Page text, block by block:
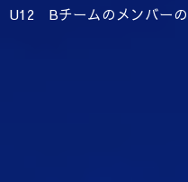
U12 Bチームのメンバー